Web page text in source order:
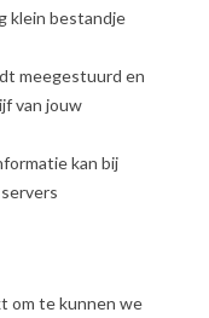
klein bestandje
meegestuurd en
van jouw
kan bij
om te kunnen we